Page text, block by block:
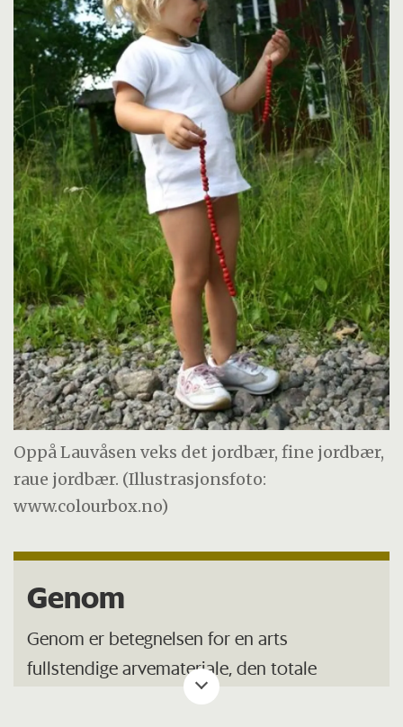
Oppå Lauvåsen veks det jordbær, fine jordbær,
raue jordbær. (Illustrasjonsfoto:
www.colourbox.no)
Genom
Genom er betegnelsen for en arts
fullstendige arvemateriale, den totale
genetiske informasjon.